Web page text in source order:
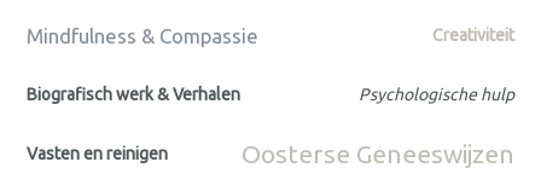
Mindfulness & Compassie Creativiteit
Biografisch werk & Verhalen Psychologische hulp
Vasten en reinigen Oosterse Geneeswijzen